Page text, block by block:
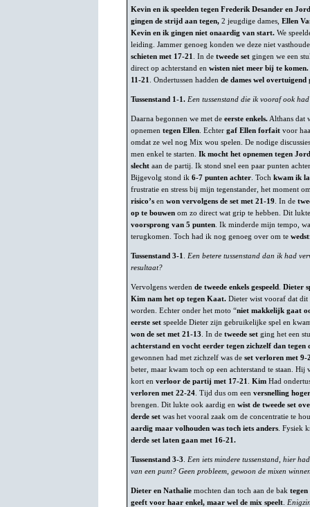
Kevin en ik speelden tegen Frederik Desander en
gingen de strijd aan tegen, 2 jeugdige dames, Ellen
Kevin en ik gingen niet onaardig van start. We
leiding. Jammer genoeg konden we deze niet
schieten met 17-21
. In de tweede set gingen we een
direct op achterstand en wisten niet meer bij te komen.
11-21
. Ondertussen hadden de dames wel overtuigend
Tussenstand 1-1. Een tussenstand die ik vooraf ook
Daarna begonnen we met de eerste enkels. Althans dat
opnemen tegen Ellen . Echter gaf Ellen forfait voor
omdat ze wel nog Mix wou spelen. De nodige
men enkel te starten. Ik mocht het opnemen tegen
slecht aan de partij. Ik stond snel een paar punten
Bijgevolg stond ik 6-7 punten achter . Toch kwam ik
frustratie en stress bij mijn tegenstander, het moment
risico’s en won vervolgens de set met 21-19 . In de
op te bouwen om zo direct wat grip te hebben. Dit
voorsprong van 5 punten . Ik minderde mijn tempo,
terugkomen. Toch had ik nog genoeg over om te
Tussenstand 3-1
Een betere tussenstand dan ik had
resultaat?
Vervolgens werden de tweede enkels gespeeld Dieter
Kim nam het op tegen Kaat. Dieter wist vooraf dat dit
worden. Echter onder het moto “niet makkelijk gaat
eerste set speelde Dieter zijn gebruikelijke spel en
won de set met 21-13 . In de tweede set ging het een
achterstand en vocht eerder tegen zichzelf dan tegen
gewonnen had met zichzelf was de set verloren met 9-
beter, maar kwam toch op een achterstand te staan.
kort en verloor de partij met 17-21 Kim Had
verloren met 22-24 . Tijd dus om een versnelling
brengen. Dit lukte ook aardig en wist de tweede set
derde set was het vooral zaak om de concentratie te
aardig maar volhouden was toch iets anders . Fysiek
derde set laten gaan met 16-21.
Tussenstand 3-3
Een iets mindere tussenstand, hier
van een punt? Geen probleem, gewoon de mixen
Dieter en Nathalie mochten dan toch aan de bak
geeft voor haar enkel, maar wel de mix speelt